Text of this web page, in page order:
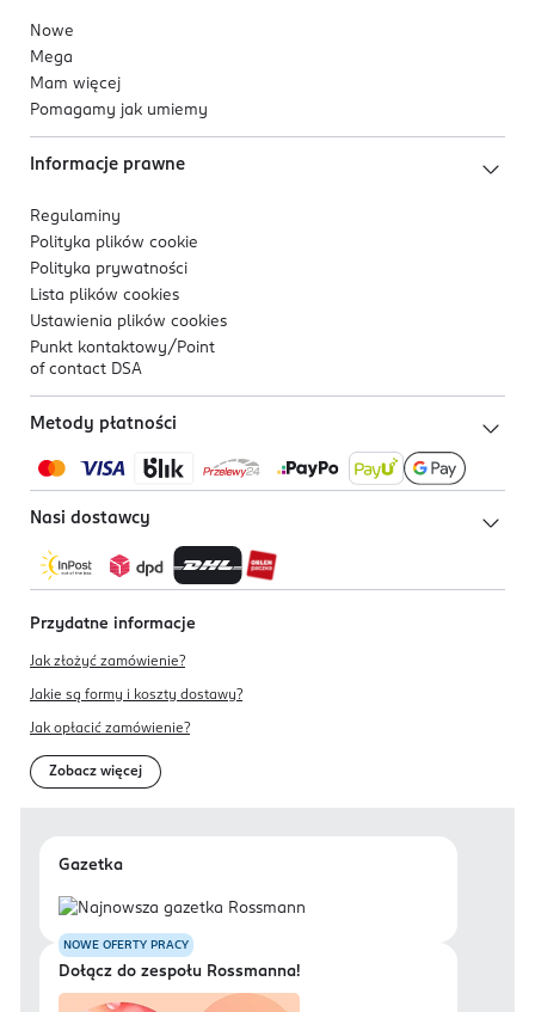
Nowe
Mega
Mam więcej
Pomagamy jak umiemy
Informacje prawne
Regulaminy
Polityka plików cookie
Polityka prywatności
Lista plików cookies
Ustawienia plików cookies
Punkt kontaktowy/ Point
of contact DSA
Metody płatności
Nasi dostawcy
Przydatne informacje
Jak złożyć zamówienie?
Jakie są formy i koszty dostawy?
Jak opłacić zamówienie?
Zobacz więcej
Gazetka
NOWE OFERTY PRACY
Dołącz do zespołu Rossmanna!